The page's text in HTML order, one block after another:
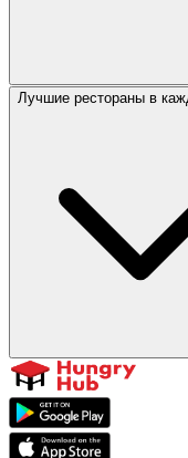
Лучшие рестораны в